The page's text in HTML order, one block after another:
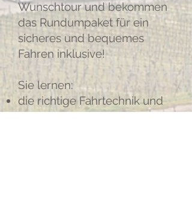
Wunschtour und bekommen
das Rundumpaket für ein
sicheres und bequemes
Fahren inklusive!
Sie lernen:
die richtige Fahrtechnik und
entspanntes Fahren